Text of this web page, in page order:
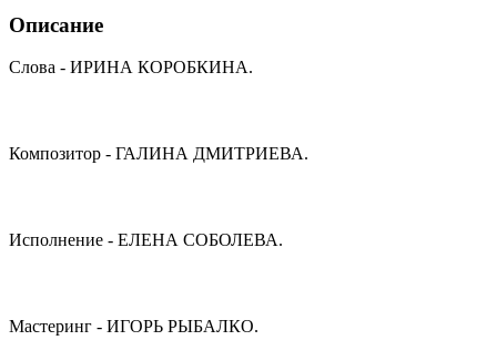
Описание
Слова - ИРИНА КОРОБКИНА.
Композитор - ГАЛИНА ДМИТРИЕВА.
Исполнение - ЕЛЕНА СОБОЛЕВА.
Мастеринг - ИГОРЬ РЫБАЛКО.